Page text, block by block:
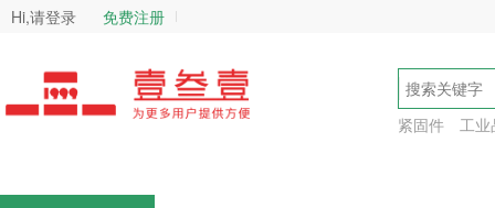
Hi,请登录 免费注册
紧固件 工业